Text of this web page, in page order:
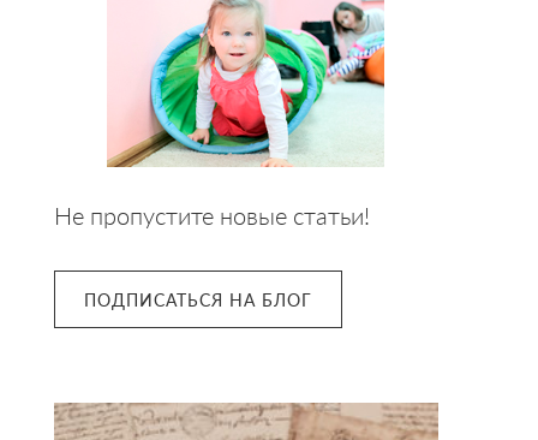
Не пропустите новые статьи!
ПОДПИСАТЬСЯ НА БЛОГ